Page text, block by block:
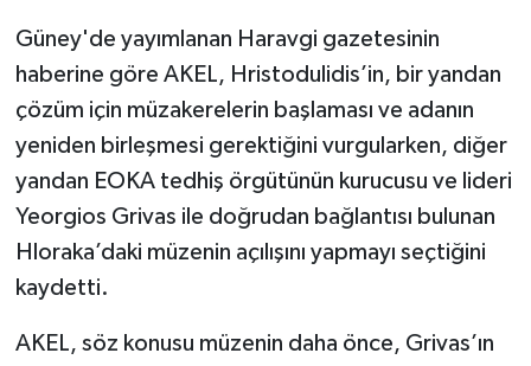
Güney'de yayımlanan Haravgi gazetesinin
haberine göre AKEL, Hristodulidis’in, bir yandan
çözüm için müzakerelerin başlaması ve adanın
yeniden birleşmesi gerektiğini vurgularken, diğer
yandan EOKA tedhiş örgütünün kurucusu ve lideri
Yeorgios Grivas ile doğrudan bağlantısı bulunan
Hloraka’daki müzenin açılışını yapmayı seçtiğini
kaydetti.
AKEL, söz konusu müzenin daha önce, Grivas’ın